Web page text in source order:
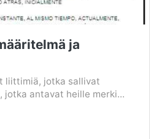
ja
liittimiä, jotka sallivat
jotka antavat heille merki...